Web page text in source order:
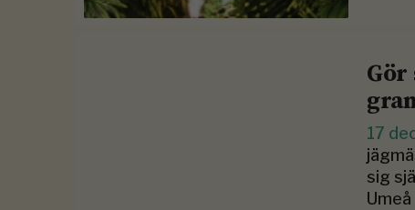
Gör
17
sig